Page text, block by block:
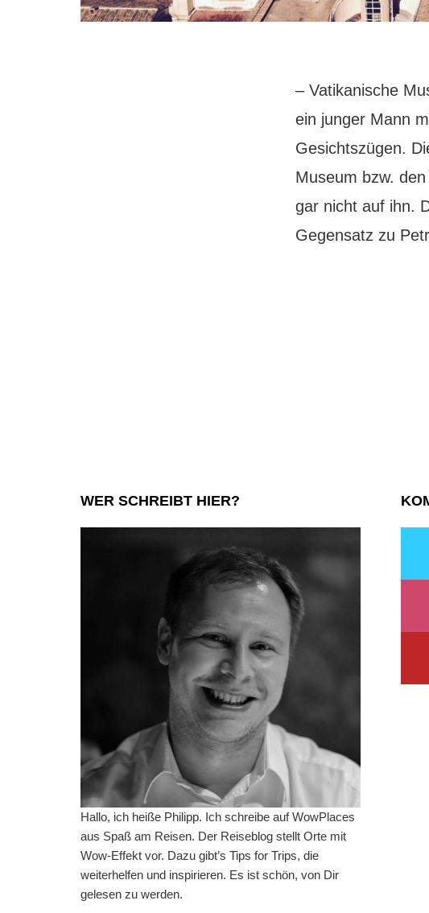
– Vatikanische
ein junger Mann
Gesichtszügen.
Museum bzw.
gar nicht auf ihn.
Gegensatz zu
WER SCHREIBT HIER?
Hallo, ich heiße Philipp. Ich schreibe auf WowPlaces
aus Spaß am Reisen. Der Reiseblog stellt Orte mit
Wow-Effekt vor. Dazu gibt’s Tips for Trips, die
weiterhelfen und inspirieren. Es ist schön, von Dir
gelesen zu werden.